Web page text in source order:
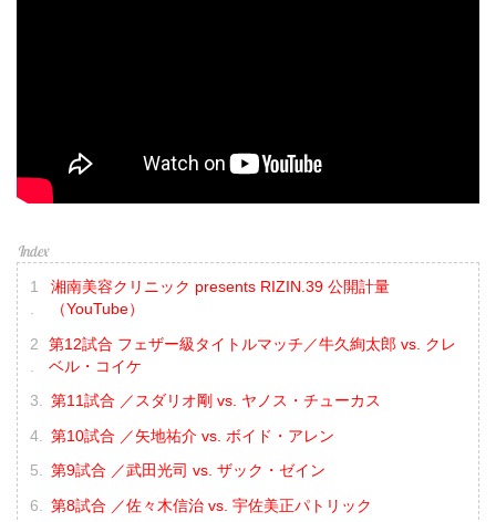
湘南美容クリニック presents RIZIN.39 公開計量
（YouTube）
第12試合 フェザー級タイトルマッチ／牛久絢太郎 vs. クレ
ベル・コイケ
第11試合 ／スダリオ剛 vs. ヤノス・チューカス
第10試合 ／矢地祐介 vs. ボイド・アレン
第9試合 ／武田光司 vs. ザック・ゼイン
第8試合 ／佐々木信治 vs. 宇佐美正パトリック